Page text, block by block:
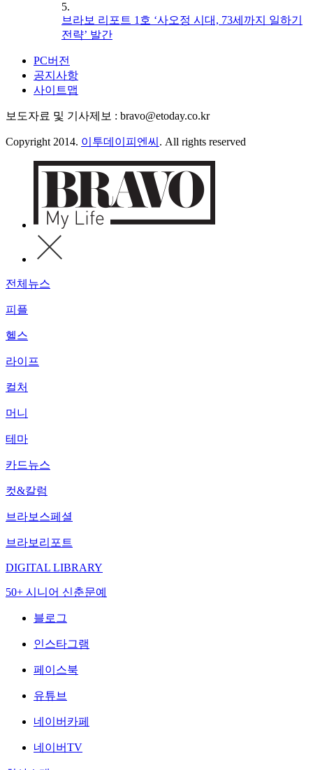
5.
브라보 리포트 1호 ‘사오정 시대, 73세까지 일하기
전략’ 발간
PC버전
공지사항
사이트맵
보도자료 및 기사제보 : bravo@etoday.co.kr
Copyright 2014. 이투데이피엔씨 . All rights reserved
전체뉴스
피플
헬스
라이프
컬처
머니
테마
카드뉴스
컷&칼럼
브라보스페셜
브라보리포트
DIGITAL LIBRARY
50+ 시니어 신춘문예
블로그
인스타그램
페이스북
유튜브
네이버카페
네이버TV